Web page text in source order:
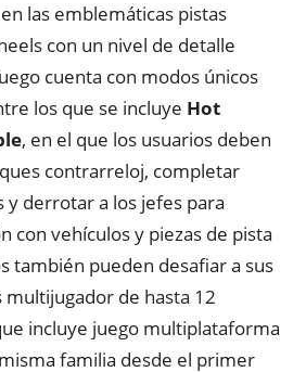
las emblemáticas pistas
con un nivel de detalle
cuenta con modos únicos
los que se incluye Hot
, en el que los usuarios deben
contrarreloj, completar
y derrotar a los jefes para
con vehículos y piezas de pista
también pueden desafiar a sus
multijugador de hasta 12
incluye juego multiplataforma
familia desde el primer